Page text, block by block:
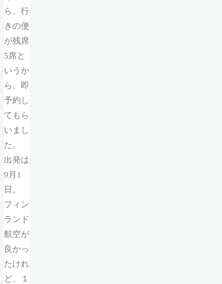
ら、行
きの便
が残席
5席と
いうか
ら、即
予約し
てもら
いまし
た。
出発は
9月1
日。
フィン
ランド
航空が
良かっ
たけれ
ど、１